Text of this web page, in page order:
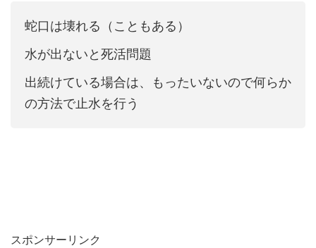
蛇口は壊れる（こともある）
水が出ないと死活問題
出続けている場合は、もったいないので何らか
の方法で止水を行う
スポンサーリンク